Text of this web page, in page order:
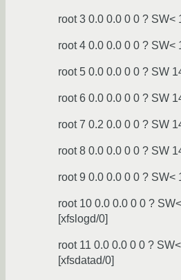
root 3 0.0 0.0 0 0 ? SW<
root 4 0.0 0.0 0 0 ? SW<
root 5 0.0 0.0 0 0 ? SW
root 6 0.0 0.0 0 0 ? SW
root 7 0.2 0.0 0 0 ? SW
root 8 0.0 0.0 0 0 ? SW
root 9 0.0 0.0 0 0 ? SW<
root 10 0.0 0.0 0 0 ?
[xfslogd/0]
root 11 0.0 0.0 0 0 ?
[xfsdatad/0]